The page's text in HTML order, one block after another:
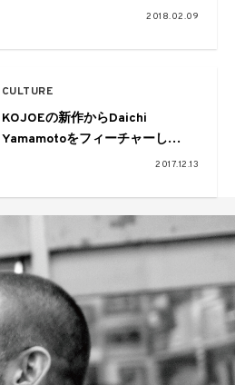
なったワンマンのアフターパーテ
2018.02.09
CULTURE
KOJOEの新作からDaichi
Yamamotoをフィーチャーし
た“Cross Color”のMV。ヒット
参加したリミックスも公開
2017.12.13